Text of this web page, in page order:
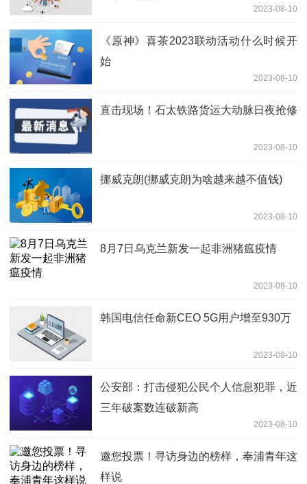
2023-08-10
《原神》喜茶2023联动活动什么时候开
始
2023-08-10
直击现场！石太铁路货运大动脉日夜抢修
2023-08-10
挪威克朗(挪威克朗为啥越来越不值钱)
2023-08-10
8月7日乌克兰新发一起非洲猪瘟疫情
2023-08-10
韩国电信任命新CEO 5G用户增至930万
2023-08-10
公安部：打击侵犯公民个人信息犯罪，近
三年破案数连破新高
2023-08-10
邀您投票！寻访身边的榜样，奉浦青年这
样说